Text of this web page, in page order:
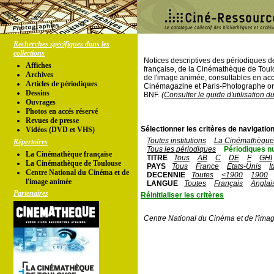
Recherches spécifiques dans les
collections
Affiches
Archives
Articles de périodiques
Dessins
Ouvrages
Photos en accés réservé
Revues de presse
Vidéos (DVD et VHS)
Répertoires
La Cinémathèque française
La Cinémathèque de Toulouse
Centre National du Cinéma et de
l'image animée
Partenaires
Notices descriptives des périodiques
française, de la Cinémathèque de
de l'image animée, consultables en
Cinémagazine et Paris-Photographe
BNF. (Consulter le guide d'utilisation
Sélectionner les critères de
Toutes institutions
La
Tous les périodiques
Périodiques
TITRE
Tous AB C DE F
GHI
PAYS
Tous France Etats-Unis
DECENNIE
Toutes <1900
1900
LANGUE
Toutes Français
Réinitialiser les critères
Centre National du Cinéma et de